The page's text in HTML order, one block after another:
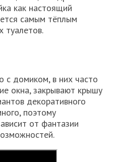
как настоящий
самым тёплым
туалетов.
с домиком, в них часто
окна, закрывают крышу
декоративного
поэтому
от фантазии